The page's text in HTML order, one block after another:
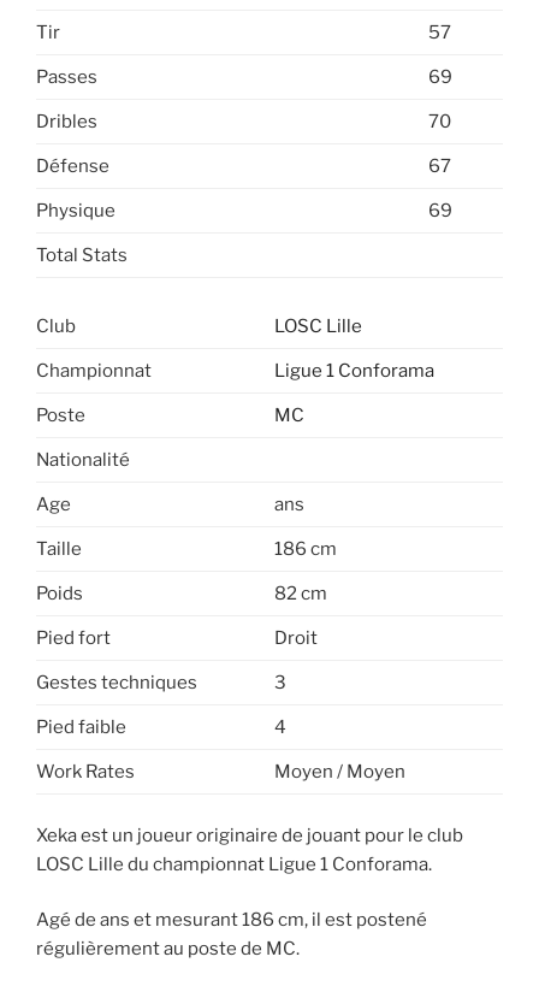
Tir 57
Passes 69
Dribles 70
Défense 67
Physique 69
Total Stats
Club LOSC Lille
Championnat Ligue 1 Conforama
Poste MC
Nationalité
Age ans
Taille 186 cm
Poids 82 cm
Pied fort Droit
Gestes techniques 3
Pied faible 4
Work Rates Moyen / Moyen
Xeka est un joueur originaire de jouant pour le club
LOSC Lille du championnat Ligue 1 Conforama.
Agé de ans et mesurant 186 cm, il est postené
régulièrement au poste de MC.